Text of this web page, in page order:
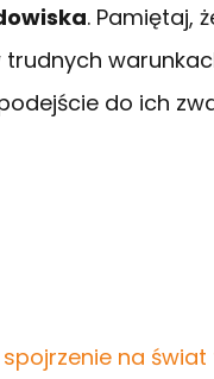
. Pamiętaj,
do ich
na świat